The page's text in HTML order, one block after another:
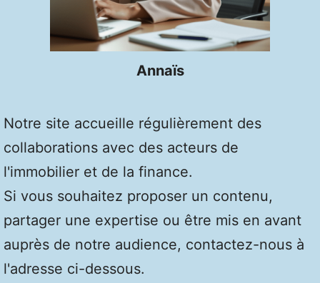
Annaïs
Notre site accueille régulièrement des
collaborations avec des acteurs de
l'immobilier et de la finance.
Si vous souhaitez proposer un contenu,
partager une expertise ou être mis en avant
auprès de notre audience, contactez-nous à
l'adresse ci-dessous.